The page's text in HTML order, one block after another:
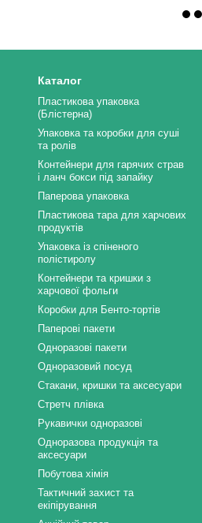
Каталог
Пластикова упаковка
(Блістерна)
Упаковка та коробки для суші
та ролів
Контейнери для гарячих страв
і ланч бокси під запайку
Паперова упаковка
Пластикова тара для харчових
продуктів
Упаковка із спіненого
полістиролу
Контейнери та кришки з
харчової фольги
Коробки для Бенто-тортів
Паперові пакети
Одноразові пакети
Одноразовий посуд
Стакани, кришки та аксесуари
Стретч плівка
Рукавички одноразові
Одноразова продукція та
аксесуари
Побутова хімія
Тактичний захист та
екіпірування